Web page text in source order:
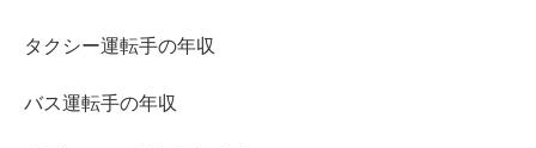
タクシー運転手の年収
バス運転手の年収